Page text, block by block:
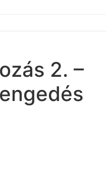
2. –